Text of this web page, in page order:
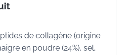
de collagène (origine
en poudre (24%), sel,